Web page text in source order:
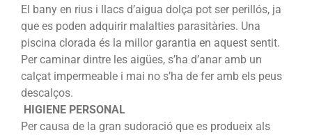
El bany en rius i llacs d’aigua dolça pot ser perillós, ja
que es poden adquirir malalties parasitàries. Una
piscina clorada és la millor garantia en aquest sentit.
Per caminar dintre les aigües, s’ha d’anar amb un
calçat impermeable i mai no s’ha de fer amb els peus
descalços.
HIGIENE PERSONAL
Per causa de la gran sudoració que es produeix als